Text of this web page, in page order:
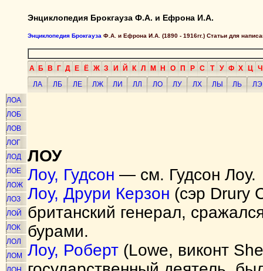
Энциклопедия Брокгауза Ф.А. и Ефрона И.А.
Энциклопедия Брокгауза Ф.А. и Ефрона И.А. (1890 - 1916гг.) Статьи для
А Б В Г Д Е Ё Ж З И Й К Л М Н О П Р С Т У Ф Х Ц Ч
ЛА
ЛБ ЛЕ ЛЖ ЛИ ЛЛ ЛО ЛУ ЛХ ЛЫ ЛЬ
ЛЭ
ЛОА
ЛОБ
ЛОВ
ЛОГ
ЛОД
ЛОЕ
ЛОЖ
ЛОЗ
ЛОЙ
ЛОК
ЛОЛ
ЛОМ
ЛОУ
Лоу, Гудсон — см. Гудсон Лоу.
Лоу, Друри Керзон (сэр Drury
британский генерал,
бурами.
Лоу, Роберт (Lowe, виконт